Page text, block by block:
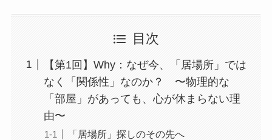
目次
【第1回】Why：なぜ今、「居場所」では
なく「関係性」なのか？ 〜物理的な
「部屋」があっても、心が休まらない理
由〜
「居場所」探しのその先へ